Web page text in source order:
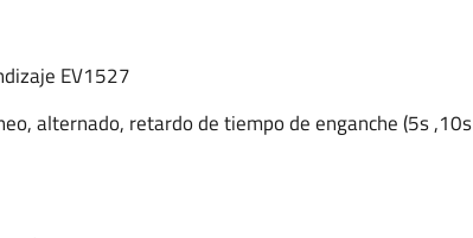
EV1527
alternado, retardo de tiempo de enganche (5s ,10s